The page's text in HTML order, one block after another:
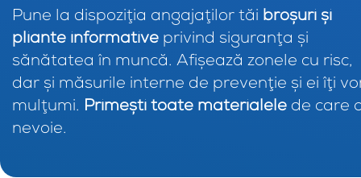
Pune la dispoziţia angajaţilor tăi broşuri şi
pliante informative privind siguranţa şi
sănătatea în muncă. Afişează zonele cu risc,
dar şi măsurile interne de prevenţie şi ei îţi
mulţumi. Primeşti toate materialele de care
nevoie.